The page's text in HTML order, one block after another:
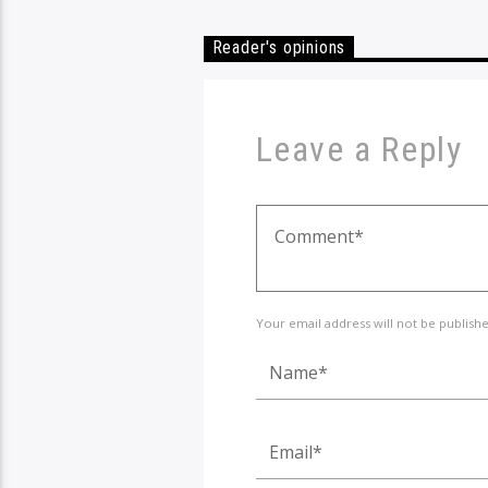
Reader's opinions
Leave a Reply
Your email address will not be